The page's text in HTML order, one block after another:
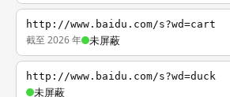
http://www.baidu.com/s?wd=cart
截至 2026 年 未屏蔽
http://www.baidu.com/s?wd=duck
未屏蔽